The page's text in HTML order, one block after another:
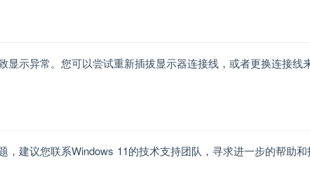
示异常。您可以尝试重新插拔显示器连接线，或者更换连接线
建议您联系Windows 11的技术支持团队，寻求进一步的帮助和